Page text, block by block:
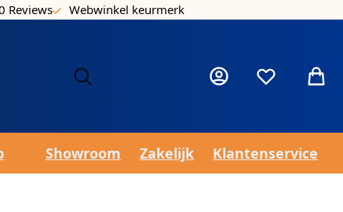
Reviews Webwinkel keurmerk
Mijn accountVerlanglijst
Showroom Zakelijk Klantenservice